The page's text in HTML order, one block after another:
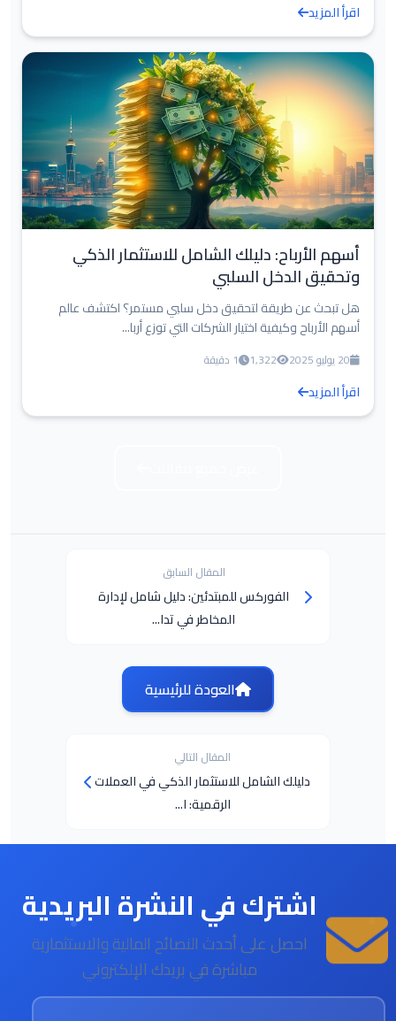
اقرأ المزيد
أسهم الأرباح: دليلك الشامل للاستثمار الذكي
وتحقيق الدخل السلبي
هل تبحث عن طريقة لتحقيق دخل سلبي مستمر؟ اكتشف عالم
أسهم الأرباح وكيفية اختيار الشركات التي توزع أربا...
20 يوليو 2025 1,322 1 دقيقة
اقرأ المزيد
المقال السابق
الفوركس للمبتدئين: دليل شامل لإدارة
المخاطر في تدا...
العودة للرئيسية
المقال التالي
دليلك الشامل للاستثمار الذكي في العملات
الرقمية: ا...
اشترك في النشرة البريدية
احصل على أحدث النصائح المالية والاستثمارية
مباشرة في بريدك الإلكتروني
البريد الإلكتروني